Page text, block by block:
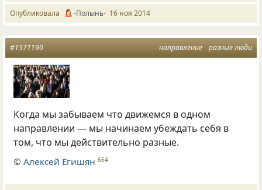
Опубликовала -Полынь- 16 ноя 2014
направление разные люди
#1571190
Когда мы забываем что движемся в одном
направлении — мы начинаем убеждать себя в
том, что мы действительно разные.
©Алексей Егишян 664